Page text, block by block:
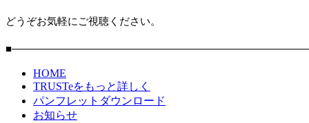
どうぞお気軽にご視聴ください。
HOME
TRUSTeをもっと詳しく
パンフレットダウンロード
お知らせ